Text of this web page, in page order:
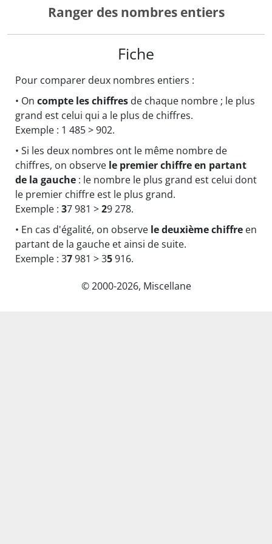
Ranger des nombres entiers
Fiche
Pour comparer deux nombres entiers :
• On compte les chiffres de chaque nombre ; le plus
grand est celui qui a le plus de chiffres.
Exemple : 1 485 > 902.
• Si les deux nombres ont le même nombre de
chiffres, on observe le premier chiffre en partant
de la gauche : le nombre le plus grand est celui dont
le premier chiffre est le plus grand.
Exemple : 37 981 >29 278.
• En cas d'égalité, on observe le deuxième chiffre en
partant de la gauche et ainsi de suite.
Exemple : 37981 > 35916.
© 2000-2026, Miscellane